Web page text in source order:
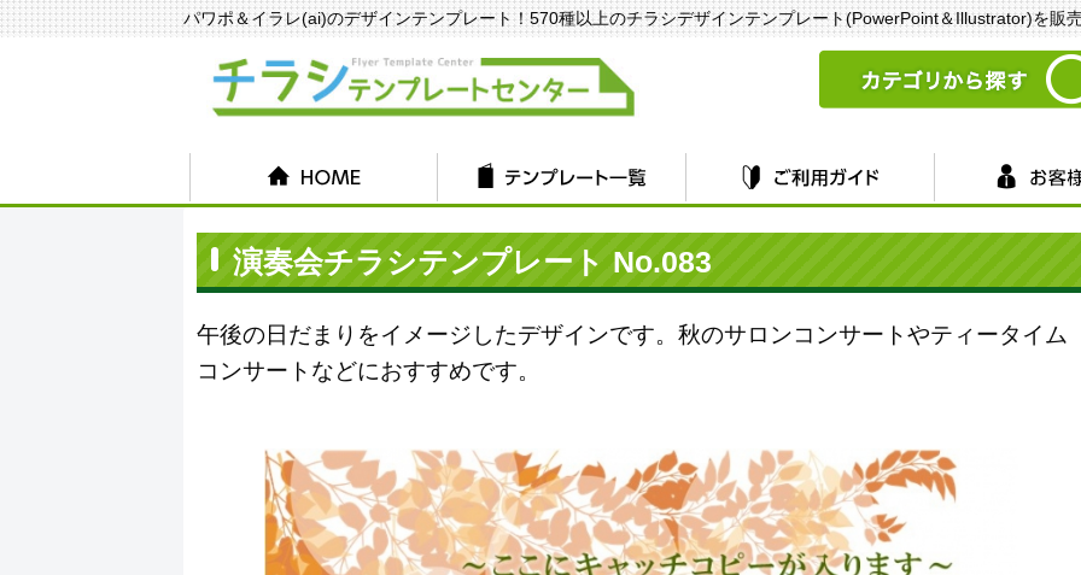
パワポ＆イラレ(ai)のデザインテンプレート！570種以上のチラシデザインテンプレート(PowerPoint＆Illustrator)を販
演奏会チラシテンプレート No.083
午後の日だまりをイメージしたデザインです。秋のサロンコンサートやティータイム
コンサートなどにおすすめです。